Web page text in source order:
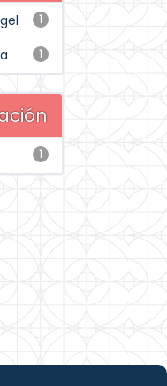
1
1
1